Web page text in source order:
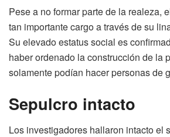
Pese a no formar parte de la realeza,
tan importante cargo a través de su
Su elevado estatus social es
haber ordenado la construcción de la
solamente podían hacer personas de
Sepulcro intacto
Los investigadores hallaron intacto el